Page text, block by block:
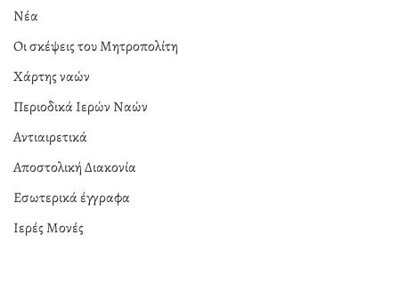
Νέα
Οι σκέψεις του Μητροπολίτη
Χάρτης ναών
Περιοδικά Ιερών Ναών
Αντιαιρετικά
Αποστολική Διακονία
Εσωτερικά έγγραφα
Ιερές Μονές